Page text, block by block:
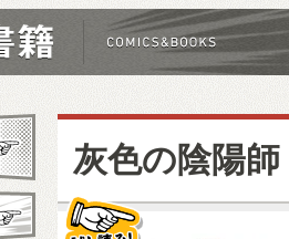
灰色の陰陽師